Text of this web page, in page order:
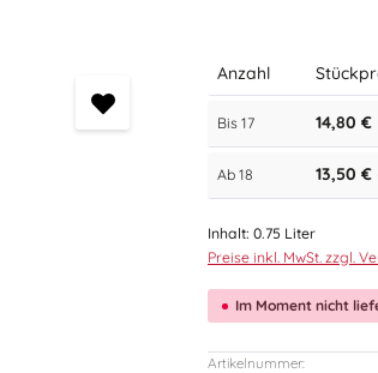
Anzahl
Bis 17 14,80 €
Ab 18 13,50 €
Inhalt: 0.75 Liter
Preise inkl. MwSt. zzgl.
Im Moment nicht
Artikelnummer: